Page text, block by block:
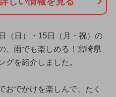
（日）・15日（月・祝）の
、雨でも楽しめる！宮崎県
グを紹介しました。
おでかけを楽しんで、たく